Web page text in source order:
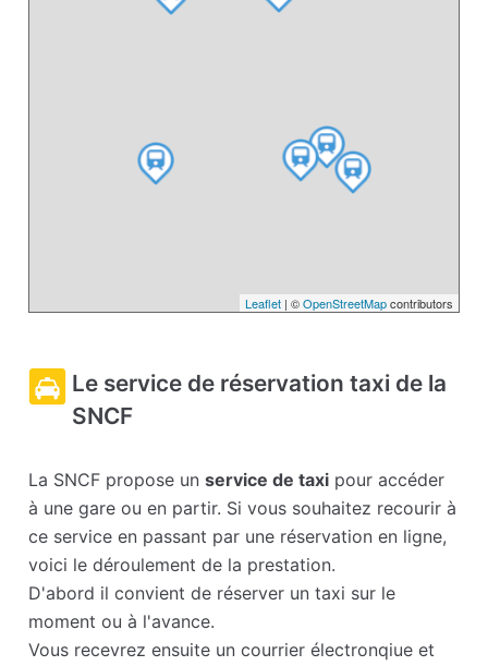
Leaflet| ©OpenStreetMapcontributors
Le service de réservation taxi de la
SNCF
La SNCF propose unservice de taxi pour accéder
à une gare ou en partir. Si vous souhaitez recourir à
ce service en passant par une réservation en ligne,
voici le déroulement de la prestation.
D'abord il convient de réserver un taxi sur le
moment ou à l'avance.
Vous recevrez ensuite un courrier électronqiue et